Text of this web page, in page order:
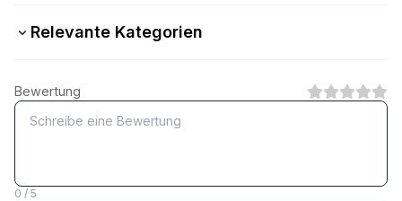
Relevante Kategorien
Aluminium - Aluminium
1 Kategorie
Bewertung
0 / 5